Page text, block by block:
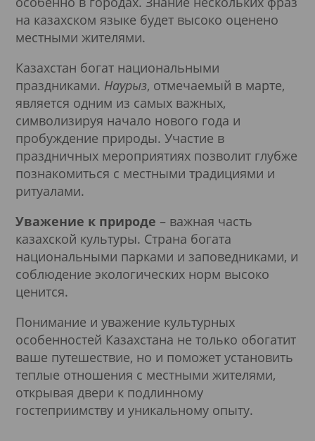
на казахском языке будет высоко оценено
местными жителями.
Казахстан богат национальными
праздниками. Наурыз, отмечаемый в марте,
является одним из самых важных,
символизируя начало нового года и
пробуждение природы. Участие в
праздничных мероприятиях позволит глубже
познакомиться с местными традициями и
ритуалами.
Уважение к природе – важная часть
казахской культуры. Страна богата
национальными парками и заповедниками, и
соблюдение экологических норм высоко
ценится.
Понимание и уважение культурных
особенностей Казахстана не только обогатит
ваше путешествие, но и поможет установить
теплые отношения с местными жителями,
открывая двери к подлинному
гостеприимству и уникальному опыту.